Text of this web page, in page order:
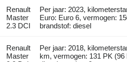
Renault
Master
2.3 DCI
Per jaar: 2023,
Euro: Euro 6, vermogen:
brandstof: diesel
Renault
Master
Per jaar: 2018,
km, vermogen: 131 PK (96